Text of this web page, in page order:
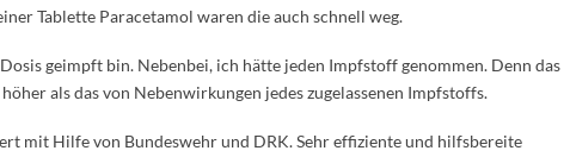
Tablette Paracetamol waren die auch schnell weg.
geimpft bin. Nebenbei, ich hätte jeden Impfstoff genommen. Denn das
als das von Nebenwirkungen jedes zugelassenen Impfstoffs.
mit Hilfe von Bundeswehr und DRK. Sehr effiziente und hilfsbereite